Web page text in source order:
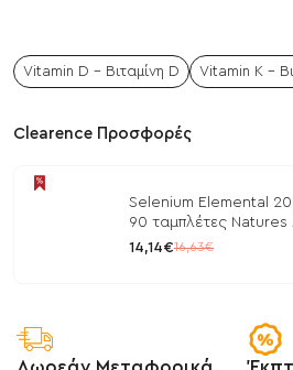
Vitamin D - Βιταμίνη D Vitamin K -
Clearence Προσφορές
Selenium Elemental
90 ταμπλέτες Natures
/ Μέταλλα
14,14€16,63€